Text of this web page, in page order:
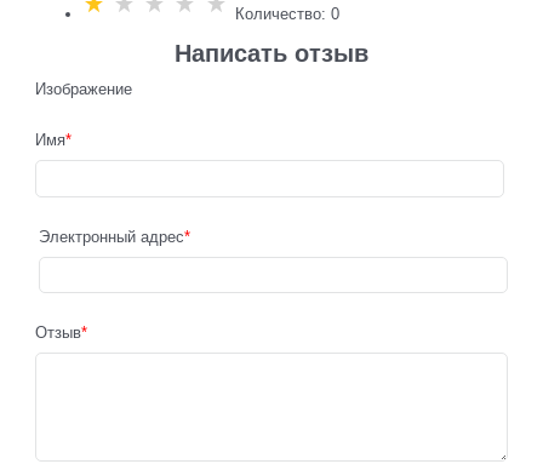
Количество: 0
Написать отзыв
Изображение
Имя
Электронный адрес
Отзыв